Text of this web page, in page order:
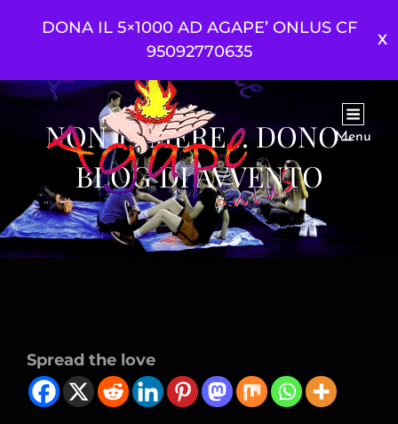
DONA IL 5×1000 AD AGAPE’ ONLUS CF
95092770635
Menu
NON TEMERE… DONO-
BLOG DI AVVENTO
Spread the love